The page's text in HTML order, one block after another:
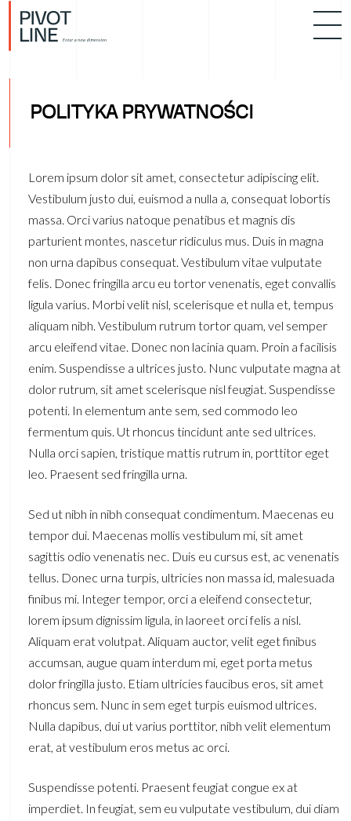
POLITYKA PRYWATNOŚCI
Lorem ipsum dolor sit amet, consectetur adipiscing elit.
Vestibulum justo dui, euismod a nulla a, consequat lobortis
massa. Orci varius natoque penatibus et magnis dis
parturient montes, nascetur ridiculus mus. Duis in magna
non urna dapibus consequat. Vestibulum vitae vulputate
felis. Donec fringilla arcu eu tortor venenatis, eget convallis
ligula varius. Morbi velit nisl, scelerisque et nulla et, tempus
aliquam nibh. Vestibulum rutrum tortor quam, vel semper
arcu eleifend vitae. Donec non lacinia quam. Proin a facilisis
enim. Suspendisse a ultrices justo. Nunc vulputate magna at
dolor rutrum, sit amet scelerisque nisl feugiat. Suspendisse
potenti. In elementum ante sem, sed commodo leo
fermentum quis. Ut rhoncus tincidunt ante sed ultrices.
Nulla orci sapien, tristique mattis rutrum in, porttitor eget
leo. Praesent sed fringilla urna.
Sed ut nibh in nibh consequat condimentum. Maecenas eu
tempor dui. Maecenas mollis vestibulum mi, sit amet
sagittis odio venenatis nec. Duis eu cursus est, ac venenatis
tellus. Donec urna turpis, ultricies non massa id, malesuada
finibus mi. Integer tempor, orci a eleifend consectetur,
lorem ipsum dignissim ligula, in laoreet orci felis a nisl.
Aliquam erat volutpat. Aliquam auctor, velit eget finibus
accumsan, augue quam interdum mi, eget porta metus
dolor fringilla justo. Etiam ultricies faucibus eros, sit amet
rhoncus sem. Nunc in sem eget turpis euismod ultrices.
Nulla dapibus, dui ut varius porttitor, nibh velit elementum
erat, at vestibulum eros metus ac orci.
Suspendisse potenti. Praesent feugiat congue ex at
imperdiet. In feugiat, sem eu vulputate vestibulum, dui diam